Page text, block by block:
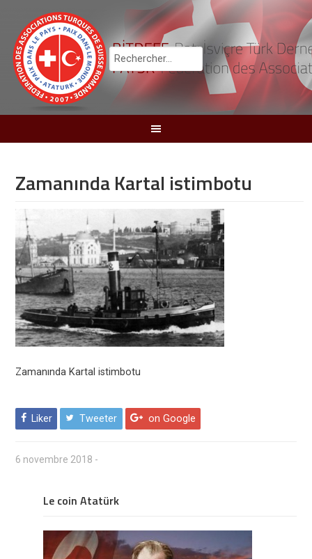
Zamanında Kartal istimbotu
Zamanında Kartal istimbotu
Liker Tweeter on Google
6 novembre 2018 -
Le coin Atatürk